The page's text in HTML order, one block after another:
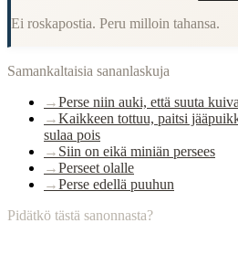
Ei roskapostia. Peru milloin tahansa.
Samankaltaisia sananlaskuja
→Perse niin auki, että suuta
→Kaikkeen tottuu, paitsi
sulaa pois
→ Siin on eikä miniän persees
→Perseet olalle
→Perse edellä puuhun
Pidätkö tästä sanonnasta?